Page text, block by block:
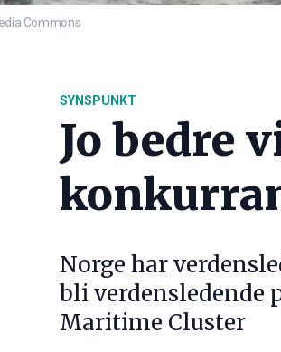
Commons
SYNSPUNKT
Jo bedre
Norge har
bli verdensledende
Maritime Cluster